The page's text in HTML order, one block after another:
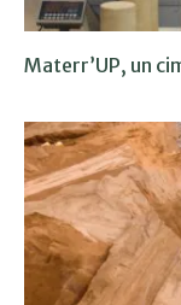
Materr’UP, un